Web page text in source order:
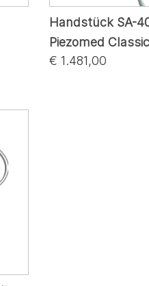
Handstück SA-
Piezomed
€ 1.481,00